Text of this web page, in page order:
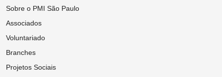
Sobre o PMI São Paulo
Associados
Voluntariado
Branches
Projetos Sociais